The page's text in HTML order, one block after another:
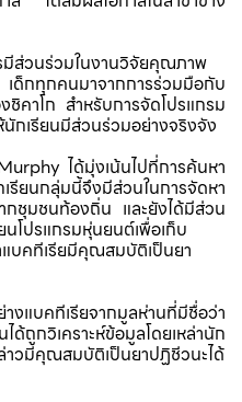
รมีส่วนร่วมในงานวิจัยคุณภาพ
กทุกคนมาจากการร่วมมือกับ
าโก สำหรับการจัดโปรแกรม
กเรียนมีส่วนร่วมอย่างจริงจัง
ได้มุ่งเน้นไปที่การค้นหา
รียนกลุ่มนี้จึงมีส่วนในการจัดหา
กชุมชนท้องถิ่น และยังได้มีส่วน
นโปรแกรมหุ่นยนต์เพื่อเก็บ
บคทีเรียมีคุณสมบัติเป็นยา
แบคทีเรียจากมูลห่านที่มีชื่อว่า
ถูกวิเคราะห์ข้อมูลโดยเหล่านัก
วมีคุณสมบัติเป็นยาปฏิชีวนะได้